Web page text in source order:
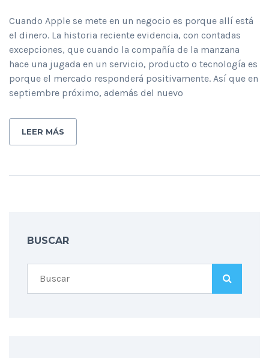
Cuando Apple se mete en un negocio es porque allí está
el dinero. La historia reciente evidencia, con contadas
excepciones, que cuando la compañía de la manzana
hace una jugada en un servicio, producto o tecnología es
porque el mercado responderá positivamente. Así que en
septiembre próximo, además del nuevo
LEER MÁS
BUSCAR